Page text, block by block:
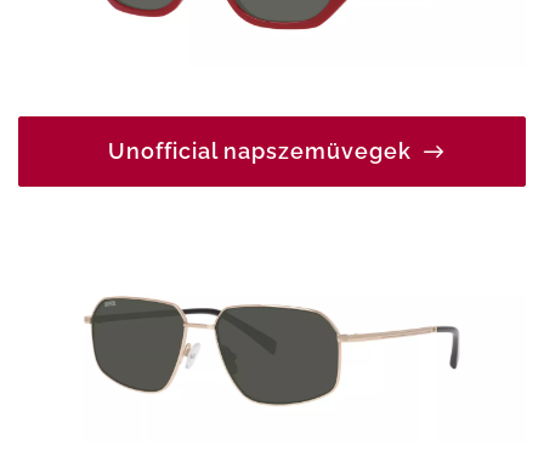
Unofficial napszemüvegek